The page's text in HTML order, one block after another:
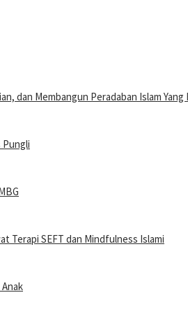
dan Membangun Peradaban Islam Yang
Pungli
Terapi SEFT dan Mindfulness Islami